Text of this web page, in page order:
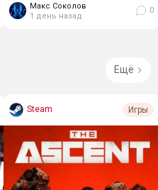
стилем под...
Макс Соколов
1 день назад
0
Ещё
Steam Игры